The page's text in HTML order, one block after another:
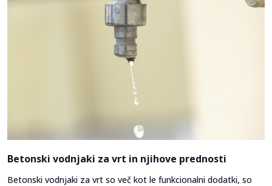
Betonski vodnjaki za vrt in njihove prednosti
Betonski vodnjaki za vrt so več kot le funkcionalni dodatki, so